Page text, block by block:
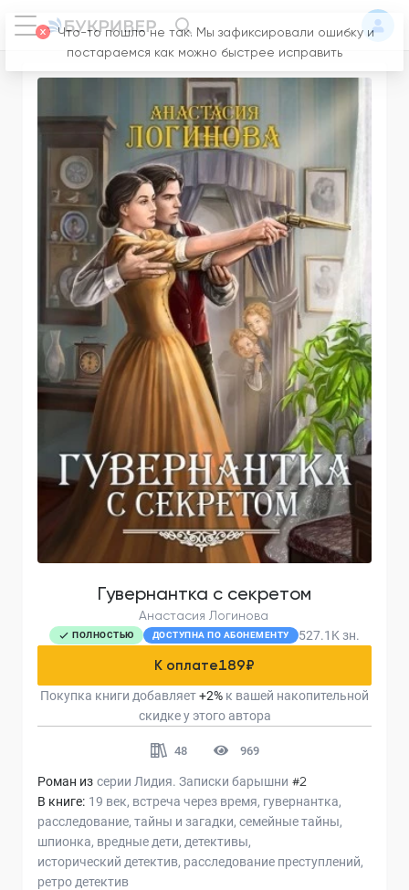
Гувернантка с секретом
Анастасия Логинова
ПОЛНОСТЬЮ ДОСТУПНА ПО АБОНЕМЕНТУ 527.1K зн.
К оплате189₽
Покупка книги добавляет+2% к вашей накопительной
скидке у этого автора
48 969
Роман из серии Лидия. Записки барышни #2
В книге: 19 век встреча через время гувернантка
расследование тайны и загадки семейные тайны
шпионка вредные дети детективы
исторический детектив расследование преступлений
ретро детектив